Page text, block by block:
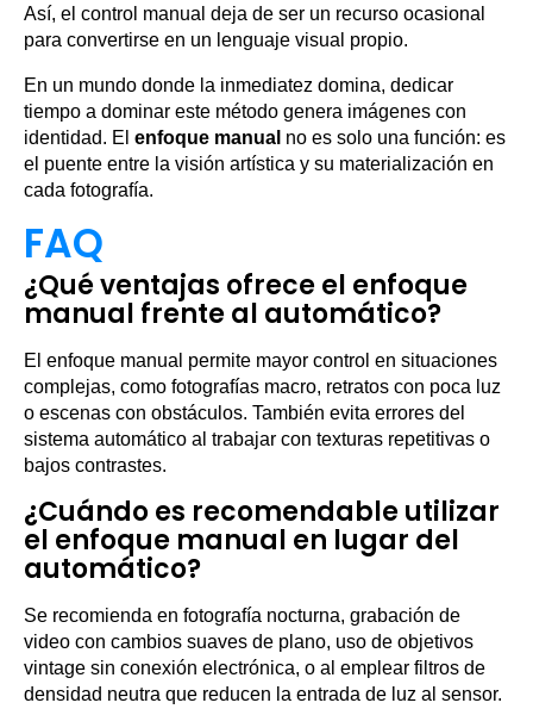
Así, el control manual deja de ser un recurso ocasional
para convertirse en un lenguaje visual propio.
En un mundo donde la inmediatez domina, dedicar
tiempo a dominar este método genera imágenes con
identidad. El enfoque manual no es solo una función: es
el puente entre la visión artística y su materialización en
cada fotografía.
FAQ
¿Qué ventajas ofrece el enfoque
manual frente al automático?
El enfoque manual permite mayor control en situaciones
complejas, como fotografías macro, retratos con poca luz
o escenas con obstáculos. También evita errores del
sistema automático al trabajar con texturas repetitivas o
bajos contrastes.
¿Cuándo es recomendable utilizar
el enfoque manual en lugar del
automático?
Se recomienda en fotografía nocturna, grabación de
video con cambios suaves de plano, uso de objetivos
vintage sin conexión electrónica, o al emplear filtros de
densidad neutra que reducen la entrada de luz al sensor.